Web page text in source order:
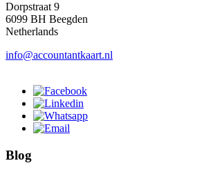
Dorpstraat 9
6099 BH Beegden
Netherlands
info@accountantkaart.nl
Blog